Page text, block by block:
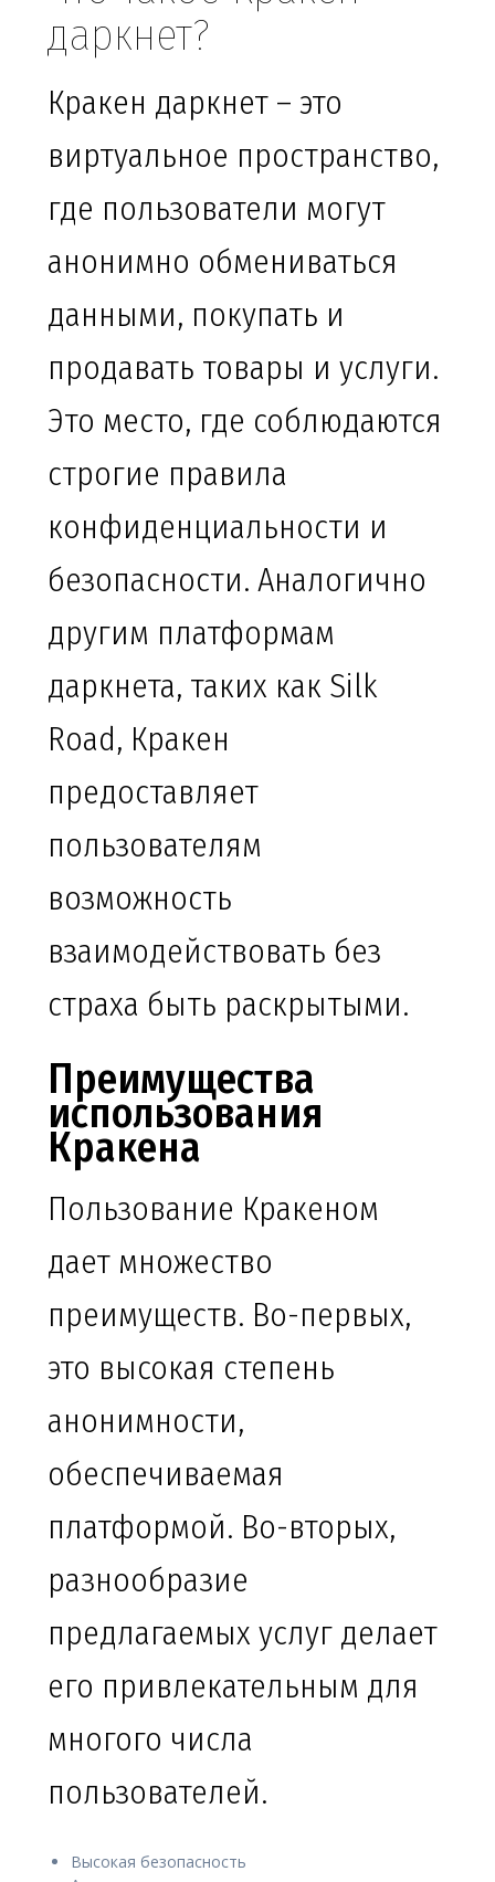
даркнет?
Кракен даркнет – это
виртуальное пространство,
где пользователи могут
анонимно обмениваться
данными, покупать и
продавать товары и услуги.
Это место, где соблюдаются
строгие правила
конфиденциальности и
безопасности. Аналогично
другим платформам
даркнета, таких как Silk
Road, Кракен
предоставляет
пользователям
возможность
взаимодействовать без
страха быть раскрытыми.
Преимущества
использования
Кракена
Пользование Кракеном
дает множество
преимуществ. Во-первых,
это высокая степень
анонимности,
обеспечиваемая
платформой. Во-вторых,
разнообразие
предлагаемых услуг делает
его привлекательным для
многого числа
пользователей.
Высокая безопасность